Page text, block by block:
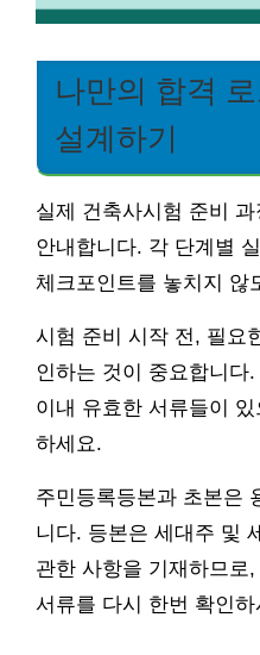
나만의 합격
설계하기
실제 건축사시험 준비
안내합니다. 각 단계별
체크포인트를 놓치지 않
시험 준비 시작 전, 필요
인하는 것이 중요합니다
이내 유효한 서류들이
하세요.
주민등록등본과 초본은
니다. 등본은 세대주 및
관한 사항을 기재하므로
서류를 다시 한번 확인